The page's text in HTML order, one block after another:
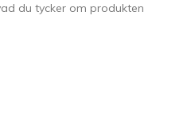
du tycker om produkten